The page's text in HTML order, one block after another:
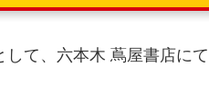
て、六本木 蔦屋書店に